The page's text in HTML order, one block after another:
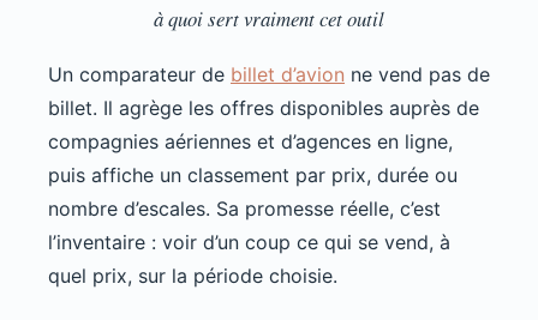
à quoi sert vraiment cet outil
Un comparateur de billet d’avion ne vend pas de
billet. Il agrège les offres disponibles auprès de
compagnies aériennes et d’agences en ligne,
puis affiche un classement par prix, durée ou
nombre d’escales. Sa promesse réelle, c’est
l’inventaire : voir d’un coup ce qui se vend, à
quel prix, sur la période choisie.